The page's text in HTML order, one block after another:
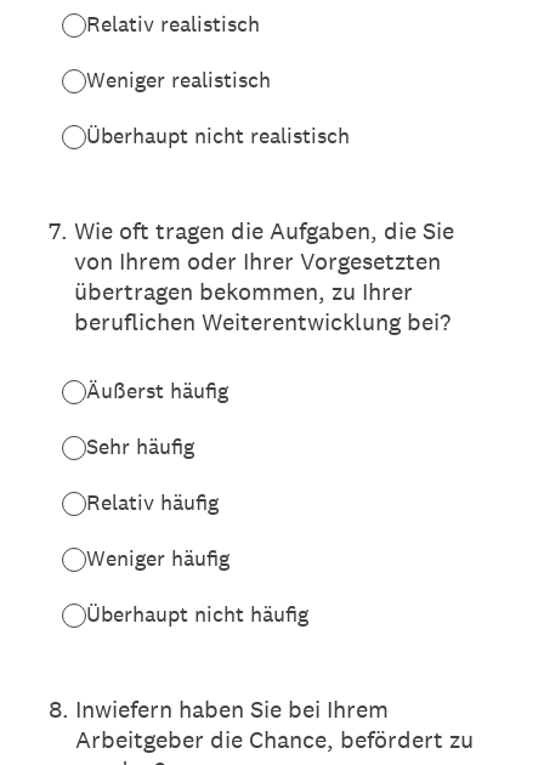
Relativ realistisch
Weniger realistisch
Überhaupt nicht realistisch
7. Wie oft tragen die Aufgaben, die Sie
von Ihrem oder Ihrer Vorgesetzten
übertragen bekommen, zu Ihrer
beruflichen Weiterentwicklung bei?
Äußerst häufig
Sehr häufig
Relativ häufig
Weniger häufig
Überhaupt nicht häufig
8. Inwiefern haben Sie bei Ihrem
Arbeitgeber die Chance, befördert zu